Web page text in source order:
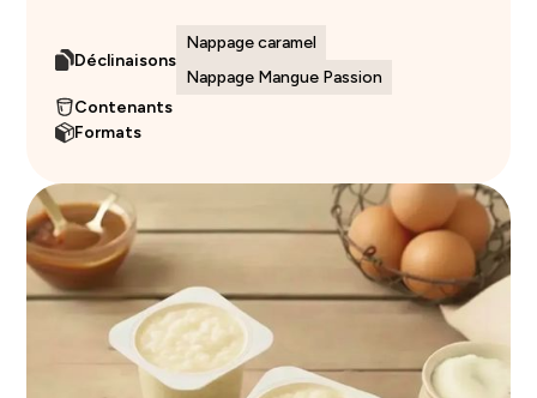
Déclinaisons
Nappage caramel
Nappage Mangue Passion
Contenants
Formats